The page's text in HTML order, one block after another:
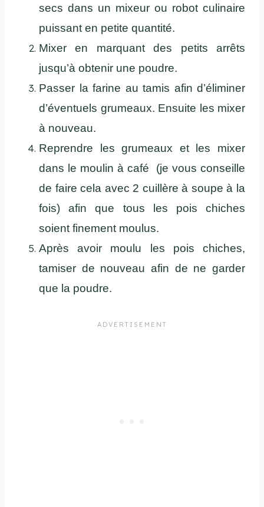
secs dans un mixeur ou robot culinaire
puissant en petite quantité.
Mixer en marquant des petits arrêts
jusqu’à obtenir une poudre.
Passer la farine au tamis afin d’éliminer
d’éventuels grumeaux. Ensuite les mixer
à nouveau.
Reprendre les grumeaux et les mixer
dans le moulin à café (je vous conseille
de faire cela avec 2 cuillère à soupe à la
fois) afin que tous les pois chiches
soient finement moulus.
Après avoir moulu les pois chiches,
tamiser de nouveau afin de ne garder
que la poudre.